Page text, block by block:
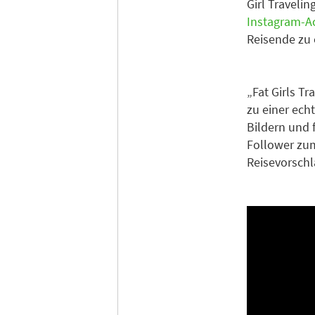
Girl
Instagram-
Reisende
„Fat Girls
zu einer
Bildern und
Follower